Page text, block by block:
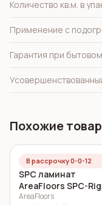
Количество кв.м. в
Применение с
Гарантия при
Похожие
В рассрочку 0-0-12
SPC ламинат
AreaFloors SPC-
Click Дуб морской
AreaFloors